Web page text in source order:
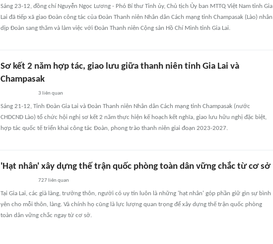
Sáng 23-12, đồng chí Nguyễn Ngọc Lương - Phó Bí thư Tỉnh ủy, Chủ tịch Ủy ban MTTQ Việt Nam tỉnh Gia
Lai đã tiếp xã giao Đoàn công tác của Đoàn Thanh niên Nhân dân Cách mạng tỉnh Champasak (Lào) nhân
dịp Đoàn sang thăm và làm việc với Đoàn Thanh niên Cộng sản Hồ Chí Minh tỉnh Gia Lai.
Sơ kết 2 năm hợp tác, giao lưu giữa thanh niên tỉnh Gia Lai và
Champasak
3 liên quan
Sáng 21-12, Tỉnh Đoàn Gia Lai và Đoàn Thanh niên Nhân dân Cách mạng tỉnh Champasak (nước
CHDCND Lào) tổ chức hội nghị sơ kết 2 năm thực hiện kế hoạch kết nghĩa, giao lưu hữu nghị đặc biệt,
hợp tác quốc tế triển khai công tác Đoàn, phong trào thanh niên giai đoạn 2023-2027.
'Hạt nhân' xây dựng thế trận quốc phòng toàn dân vững chắc từ cơ sở
727 liên quan
Tại Gia Lai, các già làng, trưởng thôn, người có uy tín luôn là những 'hạt nhân' góp phần giữ gìn sự bình
yên cho mỗi thôn, làng. Và chính họ cũng là lực lượng quan trọng để xây dựng thế trận quốc phòng
toàn dân vững chắc ngay từ cơ sở.